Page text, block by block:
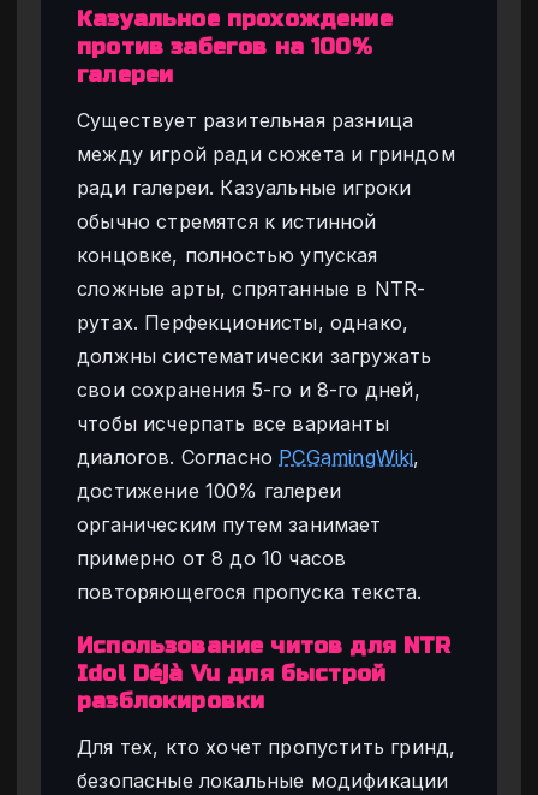
Казуальное прохождение
против забегов на 100%
галереи
Существует разительная разница
между игрой ради сюжета и гриндом
ради галереи. Казуальные игроки
обычно стремятся к истинной
концовке, полностью упуская
сложные арты, спрятанные в NTR-
рутах. Перфекционисты, однако,
должны систематически загружать
свои сохранения 5-го и 8-го дней,
чтобы исчерпать все варианты
диалогов. Согласно PCGamingWiki,
достижение 100% галереи
органическим путем занимает
примерно от 8 до 10 часов
повторяющегося пропуска текста.
Использование читов для NTR
Idol Déjà Vu для быстрой
разблокировки
Для тех, кто хочет пропустить гринд,
безопасные локальные модификации